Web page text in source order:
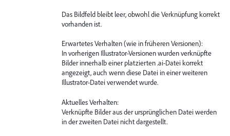
Das Bildfeld bleibt leer, obwohl die Verknüpfung korrekt
vorhanden ist.
Erwartetes Verhalten (wie in früheren Versionen):
In vorherigen Illustrator-Versionen wurden verknüpfte
Bilder innerhalb einer platzierten .ai-Datei korrekt
angezeigt, auch wenn diese Datei in einer weiteren
Illustrator-Datei verwendet wurde.
Aktuelles Verhalten:
Verknüpfte Bilder aus der ursprünglichen Datei werden
in der zweiten Datei nicht dargestellt.